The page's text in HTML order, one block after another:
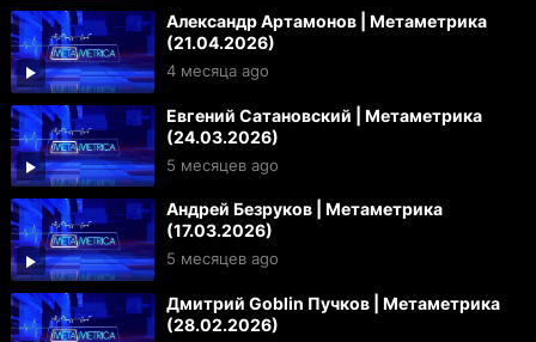
Александр Артамонов | Метаметрика
(21.04.2026)
4 месяца ago
Евгений Сатановский | Метаметрика
(24.03.2026)
5 месяцев ago
Андрей Безруков | Метаметрика
(17.03.2026)
5 месяцев ago
Дмитрий Goblin Пучков | Метаметрика
(28.02.2026)